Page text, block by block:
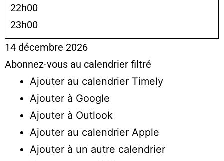
22h00
23h00
14 décembre 2026
Abonnez-vous au calendrier filtré
Ajouter au calendrier Timely
Ajouter à Google
Ajouter à Outlook
Ajouter au calendrier Apple
Ajouter à un autre calendrier